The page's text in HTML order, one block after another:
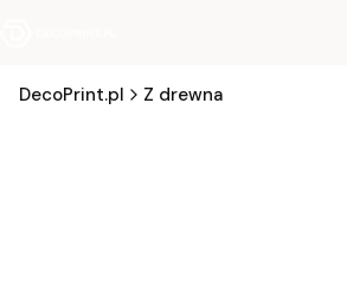
DecoPrint.pl Z drewna